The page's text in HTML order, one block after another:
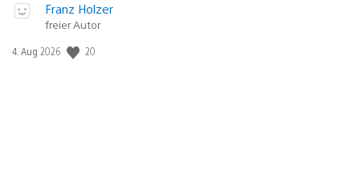
Franz Holzer
freier Autor
Veröffentlichungsdatum:
4. Aug 2026 20